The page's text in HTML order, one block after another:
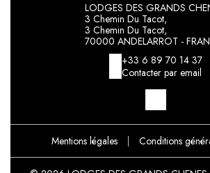
LODGES DES GRANDS
3 Chemin Du Tacot,
3 Chemin Du Tacot,
70000 ANDELARROT -
+33 6 89 70 14 37
Contacter par email
Mentions légales Conditions